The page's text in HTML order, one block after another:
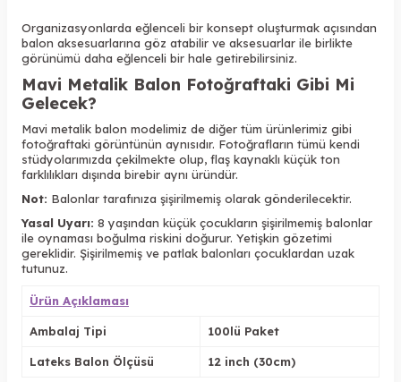
Organizasyonlarda eğlenceli bir konsept oluşturmak açısından
balon aksesuarlarına göz atabilir ve aksesuarlar ile birlikte
görünümü daha eğlenceli bir hale getirebilirsiniz.
Mavi Metalik Balon Fotoğraftaki Gibi Mi
Gelecek?
Mavi metalik balon modelimiz de diğer tüm ürünlerimiz gibi
fotoğraftaki görüntünün aynısıdır. Fotoğrafların tümü kendi
stüdyolarımızda çekilmekte olup, flaş kaynaklı küçük ton
farklılıkları dışında birebir aynı üründür.
Not: Balonlar tarafınıza şişirilmemiş olarak gönderilecektir.
Yasal Uyarı: 8 yaşından küçük çocukların şişirilmemiş balonlar
ile oynaması boğulma riskini doğurur. Yetişkin gözetimi
gereklidir. Şişirilmemiş ve patlak balonları çocuklardan uzak
tutunuz.
Ürün Açıklaması
Ambalaj Tipi 100lü Paket
Lateks Balon Ölçüsü 12 inch (30cm)